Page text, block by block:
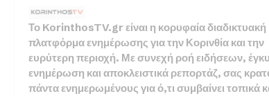
Το KorinthosTV.gr είναι η κορυφαία διαδικτυακή
πλατφόρμα ενημέρωσης για την Κορινθία και την
ευρύτερη περιοχή. Με συνεχή ροή ειδήσεων,
ενημέρωση και αποκλειστικά ρεπορτάζ, σας
πάντα ενημερωμένους για ό,τι συμβαίνει τοπικά